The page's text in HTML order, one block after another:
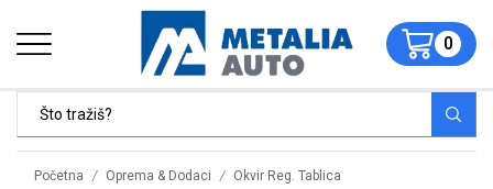
0
Početna / Oprema & Dodaci / Okvir Reg. Tablica